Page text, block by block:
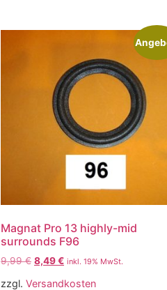
Magnat Pro 13 highly-mid
surrounds F96
9,99€ 8,49€ inkl. 19% MwSt.
zzgl.Versandkosten